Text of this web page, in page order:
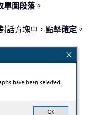
單圖段落。
話方塊中，點擊確定 。